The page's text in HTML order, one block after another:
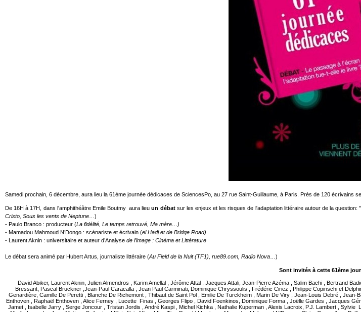
Samedi prochain, 6 décembre, aura lieu la 61ème journée dédicaces de SciencesPo, au 27 rue Saint-Guillaume, à Paris. Près de 120 écrivains
De 16H à 17H, dans l'amphithéâtre Emile Boutmy aura lieuun débatsur les enjeux et les risques de l'adaptation littéraire autour de la
Cristo, Sous les vents de Neptune …)
- Paulo Branco : producteur (La fidélité, Le temps retrouvé, Ma mère…)
- Mamadou Mahmoud N’Dongo : scénariste et écrivain (el Hadj et de Bridge Road)
- Laurent Aknin : universitaire et auteur d’Analyse de l’image : Cinéma et Littérature
Le débat sera animé par Hubert Artus, journaliste littéraire (Au Field de la Nuit (TF1), rue89.com, Radio Nova …)
Sont invités à cette 61ème
David Abiker, Laurent Aknin, Julien Almendros , Karim Amellal , Jérôme Attal , Jacques Attali, Jean-Pierre Azéma , Salim Bachi , Bertrand
Bressant, Pascal Bruckner ,Jean-Paul Caracalla , Jean Paul Carminati, Dominique Chryssoulis , Frédéric Ciriez , Philippe Copinschi et
Genardière, Camille De Peretti , Blanche De Richemont , Thibaut de Saint Pol , Emilie De Turckheim , Marin De Viry , Jean-Louis Debré ,
Enthoven , Raphaël Enthoven , Alice Ferney , Lucette Finas , Georges Flipo , David Foenkinos, Dominique Forma , Joëlle Gardes , Jacques
Jamet , Isabelle Jarry , Serge Joncour , Tristan Jordis , André Kaspi , Michel Kichka , Nathalie Kuperman , Alexis Lacroix, P.J. Lambert ,